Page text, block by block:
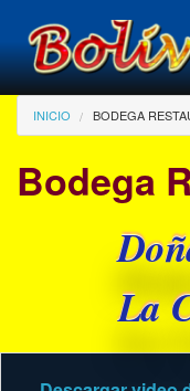
Usted está
INICIO BODEGA
Bodega
La